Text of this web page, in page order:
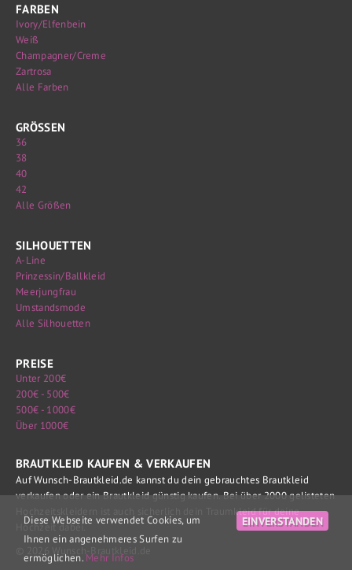
EINVERSTANDEN
Diese Webseite verwendet Cookies, um
Ihnen ein angenehmeres Surfen zu
ermöglichen. Mehr Infos
FARBEN
Ivory/Elfenbein
Weiß
Champagner/Creme
Zartrosa
Alle Farben
GRÖSSEN
36
38
40
42
Alle Größen
SILHOUETTEN
A-Line
Prinzessin/Ballkleid
Meerjungfrau
Umstandsmode
Alle Silhouetten
PREISE
Unter 200€
200€ - 500€
500€ - 1000€
Über 1000€
BRAUTKLEID KAUFEN & VERKAUFEN
Auf Wunsch-Brautkleid.de kannst du dein gebrauchtes Brautkleid
verkaufen oder ein Brautkleid günstig kaufen. Bei über 2000 gelisteten
Hochzeitskleidern ist auch sicherlich dein Traumkleid für deine
Hochzeit dabei.
© 2026 Wunsch-Brautkleid.de